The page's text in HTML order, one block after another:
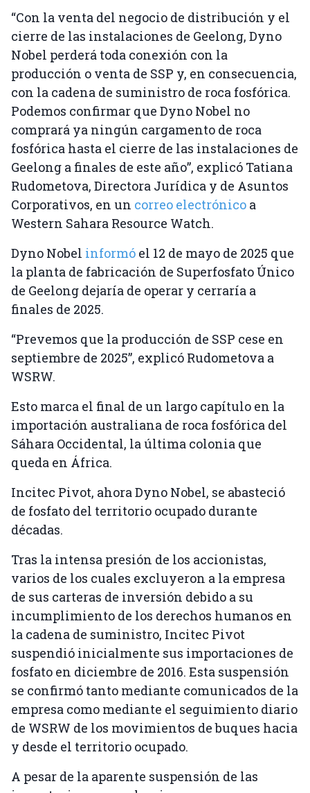
“Con la venta del negocio de distribución y el
cierre de las instalaciones de Geelong, Dyno
Nobel perderá toda conexión con la
producción o venta de SSP y, en consecuencia,
con la cadena de suministro de roca fosfórica.
Podemos confirmar que Dyno Nobel no
comprará ya ningún cargamento de roca
fosfórica hasta el cierre de las instalaciones de
Geelong a finales de este año”, explicó Tatiana
Rudometova, Directora Jurídica y de Asuntos
Corporativos, en un correo electrónico a
Western Sahara Resource Watch.
Dyno Nobel informó el 12 de mayo de 2025 que
la planta de fabricación de Superfosfato Único
de Geelong dejaría de operar y cerraría a
finales de 2025.
“Prevemos que la producción de SSP cese en
septiembre de 2025”, explicó Rudometova a
WSRW.
Esto marca el final de un largo capítulo en la
importación australiana de roca fosfórica del
Sáhara Occidental, la última colonia que
queda en África.
Incitec Pivot, ahora Dyno Nobel, se abasteció
de fosfato del territorio ocupado durante
décadas.
Tras la intensa presión de los accionistas,
varios de los cuales excluyeron a la empresa
de sus carteras de inversión debido a su
incumplimiento de los derechos humanos en
la cadena de suministro, Incitec Pivot
suspendió inicialmente sus importaciones de
fosfato en diciembre de 2016. Esta suspensión
se confirmó tanto mediante comunicados de la
empresa como mediante el seguimiento diario
de WSRW de los movimientos de buques hacia
y desde el territorio ocupado.
A pesar de la aparente suspensión de las